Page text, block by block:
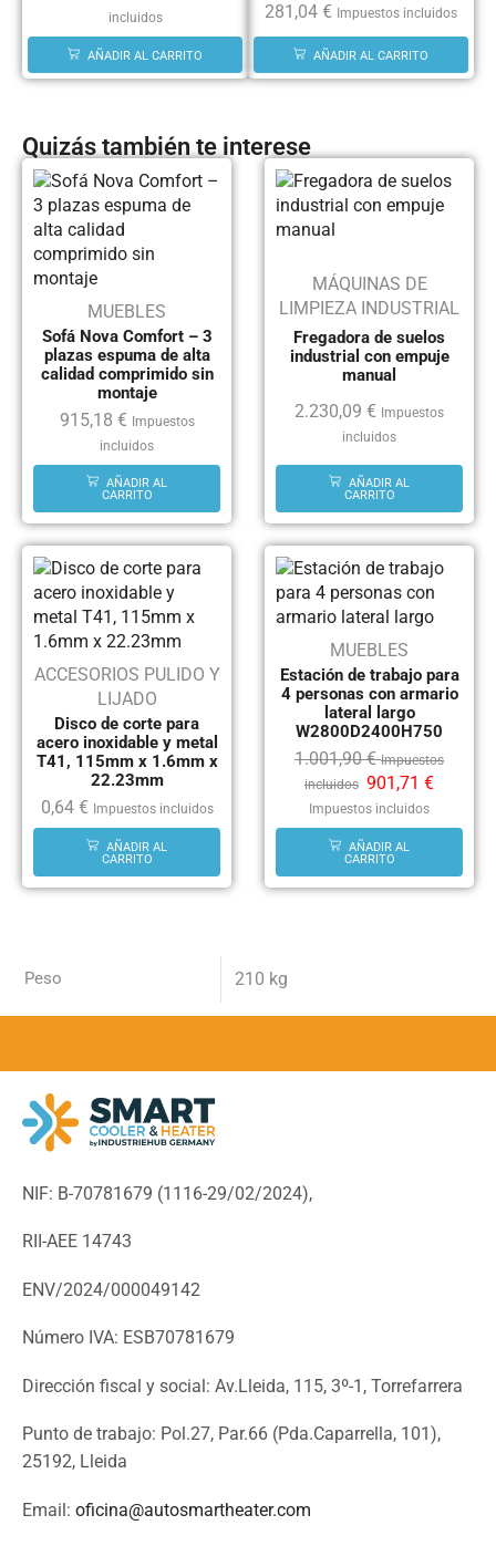
incluidos
AÑADIR AL CARRITO
281,04 € Impuestos incluidos
AÑADIR AL CARRITO
Quizás también te interese
MUEBLES
Sofá Nova Comfort – 3
plazas espuma de alta
calidad comprimido sin
montaje
915,18 € Impuestos
incluidos
AÑADIR AL
CARRITO
MÁQUINAS DE
LIMPIEZA INDUSTRIAL
Fregadora de suelos
industrial con empuje
manual
2.230,09 € Impuestos
incluidos
AÑADIR AL
CARRITO
ACCESORIOS PULIDO Y
LIJADO
Disco de corte para
acero inoxidable y metal
T41, 115mm x 1.6mm x
22.23mm
0,64 € Impuestos incluidos
AÑADIR AL
CARRITO
MUEBLES
Estación de trabajo para
4 personas con armario
lateral largo
W2800D2400H750
1.001,90€ Impuestos
incluidos 901,71 €
Impuestos incluidos
AÑADIR AL
CARRITO
Peso 210 kg
NIF: B-70781679 (1116-29/02/2024),
RII-AEE 14743
ENV/2024/000049142
Número IVA: ESB70781679
Dirección fiscal y social: Av.Lleida, 115, 3º-1, Torrefarrera
Punto de trabajo: Pol.27, Par.66 (Pda.Caparrella, 101),
25192, Lleida
Email: oficina@autosmartheater.com